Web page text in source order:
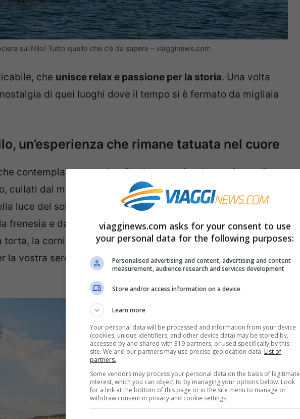
sul Nilo! Tutto quello che c’è da sapere – viagginews.com
che unisce relax e passione per la storia. Una volta
di quei luoghi dove il tempo si è fermato da migliaia
un’esperienza che rimane tatuata nel cuore
contempla una combo di cultura e relax. Immaginate di
cullati dal movimento lento della nave da crociera, accolti
luce del sole sull’acqua. La sera siete invece avvolti nel
frenesia e dal rumoreggiare di una metropoli in agitazione. E
torta, la cornice dei gioielli secolari della civiltà egiziana. Un
la vostra serenità, quando per lospirito di esplorazionee
viagginews.com asks for your consent to use
your personal data for the following purposes:
Personalised advertising and content, advertising and content
measurement, audience research and services development
Store and/or access information on a device
Learn more
Your personal data will be processed and information from your device
(cookies, unique identifiers, and other device data) may be stored by,
accessed by and shared with 319 partners, or used specifically by this
site. We and our partners may use precise geolocation data. List of
partners.
Some vendors may process your personal data on the basis of legitimate
interest, which you can object to by managing your options below. Look
for a link at the bottom of this page or in the site menu to manage or
withdraw consent in privacy and cookie settings.